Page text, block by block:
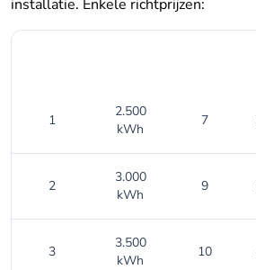
installatie. Enkele richtprijzen:
1
2.500
kWh
7
2
3.000
kWh
9
3
3.500
kWh
10